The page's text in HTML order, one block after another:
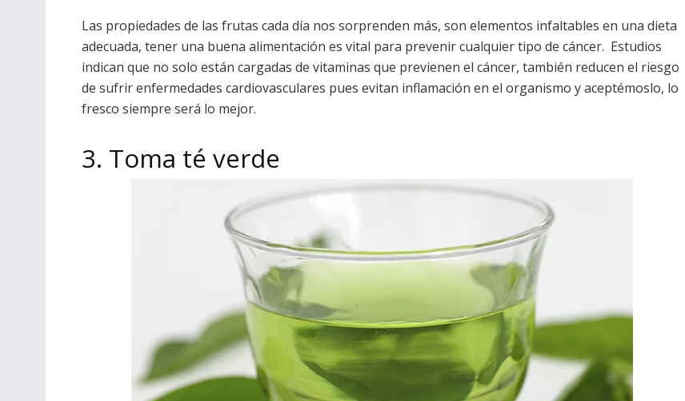
Las propiedades de las frutas cada día nos sorprenden más, son elementos infaltables en una dieta
adecuada, tener una buena alimentación es vital para prevenir cualquier tipo de cáncer. Estudios
indican que no solo están cargadas de vitaminas que previenen el cáncer, también reducen el riesgo
de sufrir enfermedades cardiovasculares pues evitan inflamación en el organismo y aceptémoslo, lo
fresco siempre será lo mejor.
3. Toma té verde